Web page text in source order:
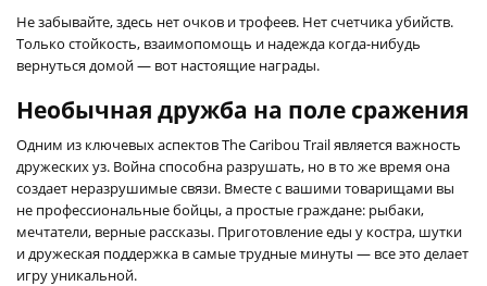
Не забывайте, здесь нет очков и трофеев. Нет счетчика убийств.
Только стойкость, взаимопомощь и надежда когда-нибудь
вернуться домой — вот настоящие награды.
Необычная дружба на поле сражения
Одним из ключевых аспектов The Caribou Trail является важность
дружеских уз. Война способна разрушать, но в то же время она
создает неразрушимые связи. Вместе с вашими товарищами вы
не профессиональные бойцы, а простые граждане: рыбаки,
мечтатели, верные рассказы. Приготовление еды у костра, шутки
и дружеская поддержка в самые трудные минуты — все это делает
игру уникальной.